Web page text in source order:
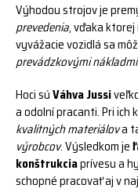
Výhodou strojov je
prevedenia, vďaka
vyvážacie vozidlá sa
prevádzkovými nákladmi.
Hoci súVáhva Jussi
a odolní pracanti. Pri
kvalitných materiálova
výrobcov. Výsledkom je
konštrukciaprívesu a
schopné pracovať aj v